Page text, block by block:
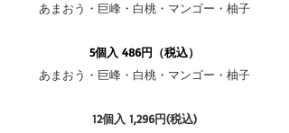
あまおう・巨峰・白桃・マンゴー・柚子
5個入 486円（税込）
あまおう・巨峰・白桃・マンゴー・柚子
12個入 1,296円(税込)